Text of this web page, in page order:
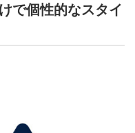
で個性的なスタイ